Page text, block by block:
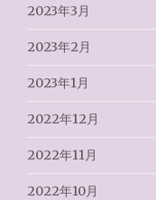
2023年3月
2023年2月
2023年1月
2022年12月
2022年11月
2022年10月